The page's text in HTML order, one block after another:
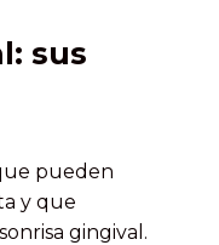
sus
pueden
y que
gingival.